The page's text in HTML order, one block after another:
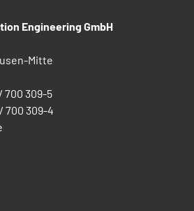
Engineering GmbH
Mitte
700 309-5
700 309-4